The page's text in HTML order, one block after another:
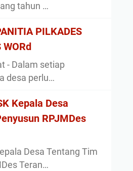
tahun …
PILKADES
- Dalam setiap
desa perlu…
Kepala Desa
RPJMDes
Desa Tentang Tim
Teran…